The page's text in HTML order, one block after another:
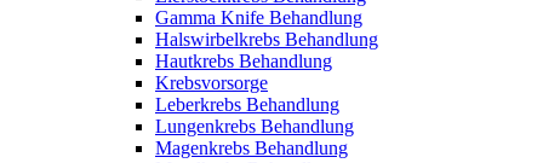
Gamma Knife Behandlung
Halswirbelkrebs Behandlung
Hautkrebs Behandlung
Krebsvorsorge
Leberkrebs Behandlung
Lungenkrebs Behandlung
Magenkrebs Behandlung